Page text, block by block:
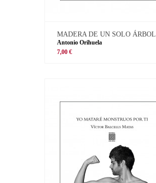
MADERA DE UN SOLO ÁRBOL
Antonio Orihuela
7,00 €